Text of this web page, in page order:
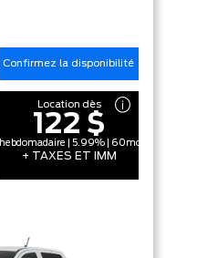
Confirmez la disponibilité
Location dès
122 $
hebdomadaire | 5.99% | 60mo
+ TAXES ET IMM